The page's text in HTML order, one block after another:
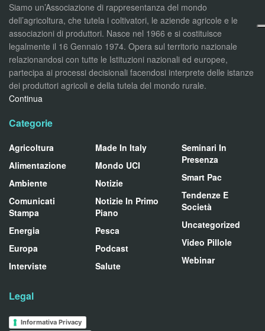
Siamo un’Associazione di rappresentanza del mondo
dell’agricoltura, che tutela i coltivatori, le aziende agricole e le
associazioni di produttori. Nasce nel 1966 e si costituisce
legalmente il 16 Gennaio 1974. Opera sul territorio nazionale
relazionandosi con tutte le Istituzioni nazionali ed europee,
partecipa ai processi decisionali facendosi interprete delle istanze
dei produttori agricoli e della tutela del mondo rurale.
Continua
Categorie
Agricoltura
Alimentazione
Ambiente
Comunicati
Stampa
Energia
Europa
Interviste
Made In Italy
Mondo UCI
Notizie
Notizie In Primo
Piano
Pesca
Podcast
Salute
Seminari In
Presenza
Smart Pac
Tendenze E
Società
Uncategorized
Video Pillole
Webinar
Legal
Informativa Privacy